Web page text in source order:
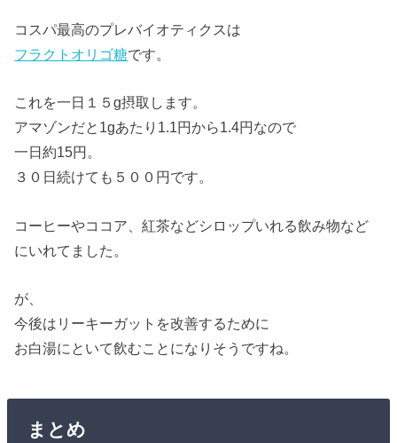
コスパ最高のプレバイオティクスは
フラクトオリゴ糖です。
これを一日１５g摂取します。
アマゾンだと1gあたり1.1円から1.4円なので
一日約15円。
３０日続けても５００円です。
コーヒーやココア、紅茶などシロップいれる飲み物など
にいれてました。
が、
今後はリーキーガットを改善するために
お白湯にといて飲むことになりそうですね。
まとめ